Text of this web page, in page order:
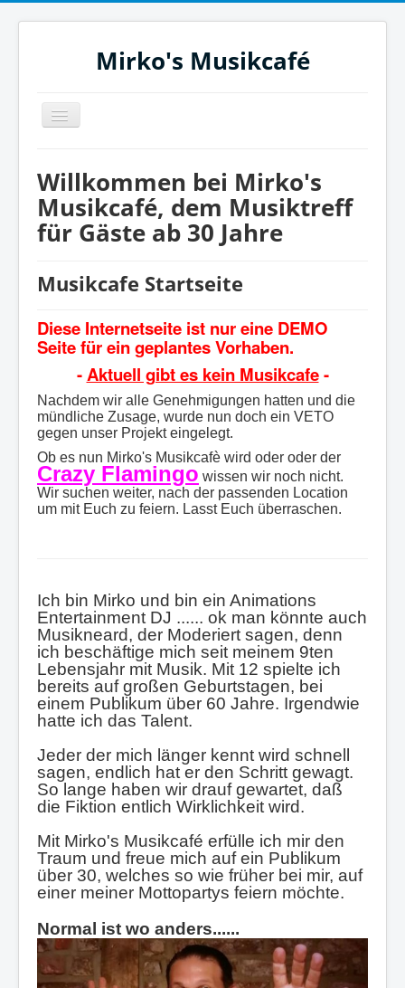
Mirko's Musikcafé
Navigation
an/aus
Miete das Musikcafe
Unsere Events
DSGVO - Datenschutzbestimmung
Unsere Anschrift
Mirko's Musikcafé – Auf Facebook
Willkommen bei Mirko's
Musikcafé, dem Musiktreff
für Gäste ab 30 Jahre
Musikcafe Startseite
Diese Internetseite ist nur eine DEMO
Seite für ein geplantes Vorhaben.
-Aktuell gibt es kein Musikcafe-
Nachdem wir alle Genehmigungen hatten und die
mündliche Zusage, wurde nun doch ein VETO
gegen unser Projekt eingelegt.
Ob es nun Mirko's Musikcafè wird oder oder der
Crazy Flamingo wissen wir noch nicht.
Wir suchen weiter, nach der passenden Location
um mit Euch zu feiern. Lasst Euch überraschen.
Ich bin Mirko und bin ein Animations
Entertainment DJ ...... ok man könnte auch
Musikneard, der Moderiert sagen, denn
ich beschäftige mich seit meinem 9ten
Lebensjahr mit Musik. Mit 12 spielte ich
bereits auf großen Geburtstagen, bei
einem Publikum über 60 Jahre. Irgendwie
hatte ich das Talent.
Jeder der mich länger kennt wird schnell
sagen, endlich hat er den Schritt gewagt.
So lange haben wir drauf gewartet, daß
die Fiktion entlich Wirklichkeit wird.
Mit Mirko's Musikcafé erfülle ich mir den
Traum und freue mich auf ein Publikum
über 30, welches so wie früher bei mir, auf
einer meiner Mottopartys feiern möchte.
Normal ist wo anders......